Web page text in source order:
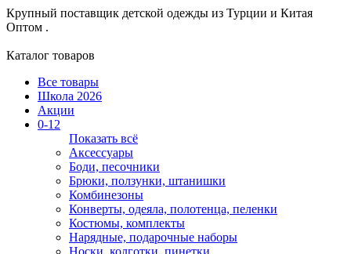
Крупный поставщик детской одежды из Турции и Китая
Оптом .
Каталог товаров
Все товары
Школа 2026
Акции
0-12
Показать всё
Аксессуары
Боди, песочники
Брюки, ползунки, штанишки
Комбинезоны
Конверты, одеяла, полотенца, пеленки
Костюмы, комплекты
Нарядные, подарочные наборы
Носки, колготки, пинетки